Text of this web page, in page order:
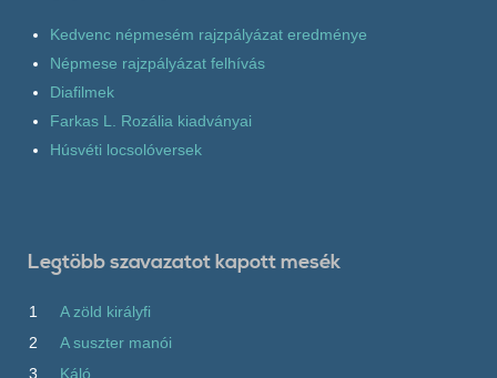
Kedvenc népmesém rajzpályázat eredménye
Népmese rajzpályázat felhívás
Diafilmek
Farkas L. Rozália kiadványai
Húsvéti locsolóversek
Legtöbb szavazatot kapott mesék
1
A zöld királyfi
2
A suszter manói
3
Káló